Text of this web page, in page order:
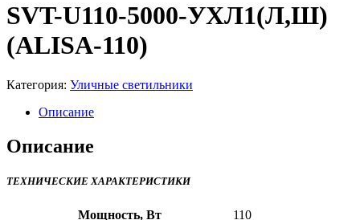
SVT-U110-5000-УХЛ1(Л,Ш)
(ALISA-110)
Категория: Уличные светильники
Описание
Описание
ТЕХНИЧЕСКИЕ ХАРАКТЕРИСТИКИ
Мощность, Вт
110